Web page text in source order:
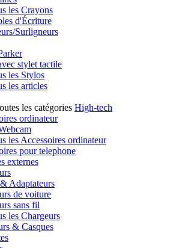
les Crayons
d'Écriture
Surligneurs
stylet tactile
les Stylos
les articles
les catégories High-tech
ordinateur
les Accessoires ordinateur
pour telephone
externes
Adaptateurs
de voiture
sans fil
les Chargeurs
& Casques